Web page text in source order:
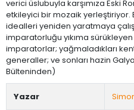
verici üslubuyla karşımıza Eski
etkileyici bir mozaik yerleştiriyor.
idealleri yeniden yaratmaya
imparatorluğu yıkıma
imparatorlar; yağmaladıkları
generaller; ve sonları hazin
Bülteninden)
Yazar